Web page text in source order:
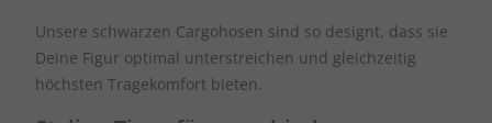
Unsere schwarzen Cargohosen sind so designt, dass sie
Deine Figur optimal unterstreichen und gleichzeitig
höchsten Tragekomfort bieten.